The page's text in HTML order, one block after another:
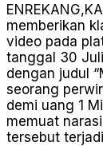
memberikan
video pada
tanggal 30
dengan judul
seorang
demi uang 1
memuat
tersebut